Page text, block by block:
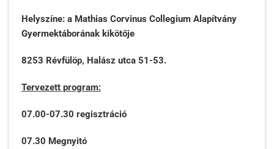
Helyszíne: a Mathias Corvinus Collegium Alapítvány
Gyermektáborának kikötője
8253 Révfülöp, Halász utca 51-53.
Tervezett program:
07.00-07.30 regisztráció
07.30 Megnyitó